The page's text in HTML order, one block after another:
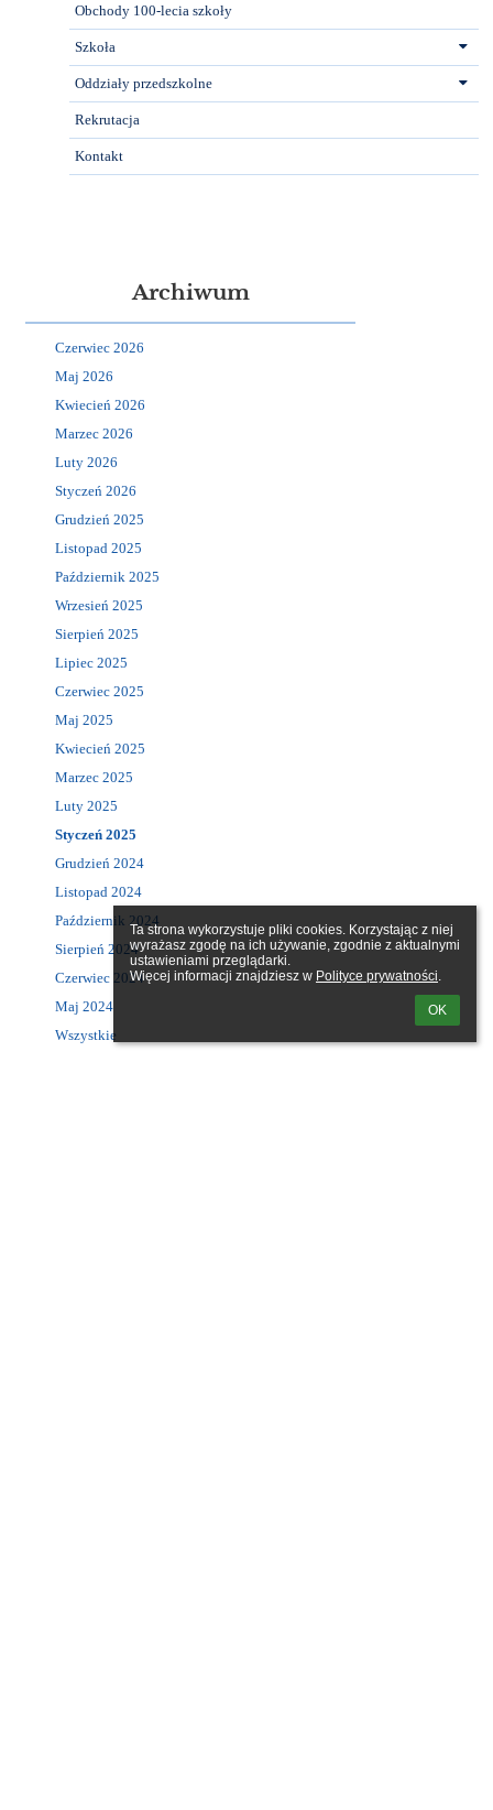
Ta strona wykorzystuje pliki cookies. Korzystając z niej
wyrażasz zgodę na ich używanie, zgodnie z aktualnymi
ustawieniami przeglądarki.
Więcej informacji znajdziesz w Polityce prywatności.
OK
Obchody 100-lecia szkoły
Szkoła
Oddziały przedszkolne
Rekrutacja
Kontakt
Archiwum
Czerwiec 2026
Maj 2026
Kwiecień 2026
Marzec 2026
Luty 2026
Styczeń 2026
Grudzień 2025
Listopad 2025
Październik 2025
Wrzesień 2025
Sierpień 2025
Lipiec 2025
Czerwiec 2025
Maj 2025
Kwiecień 2025
Marzec 2025
Luty 2025
Styczeń 2025
Grudzień 2024
Listopad 2024
Październik 2024
Sierpień 2024
Czerwiec 2024
Maj 2024
Wszystkie